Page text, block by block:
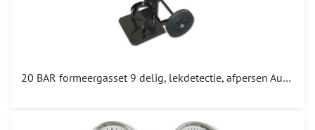
20 BAR formeergasset 9 delig, lekdetectie, afpersen Automotive (zonder cilinder en detector) 325,00